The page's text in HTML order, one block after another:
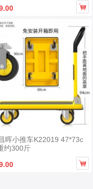

晖小推车K22019 47*73c
约300斤
